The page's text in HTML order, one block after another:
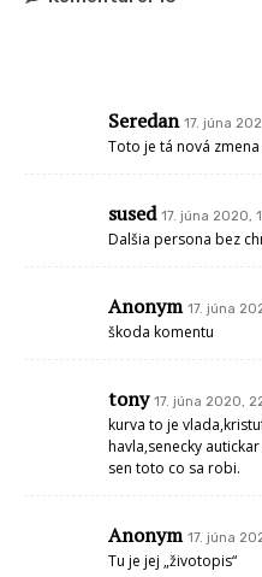
Seredan 17. júna
Toto je tá nová
sused 17. júna 2020,
Dalšia persona bez
Anonym 17. júna
škoda komentu
tony 17. júna 2020,
kurva to je
havla,senecky
sen toto co sa robi.
Anonym 17. júna
Tu je jej „životopis“